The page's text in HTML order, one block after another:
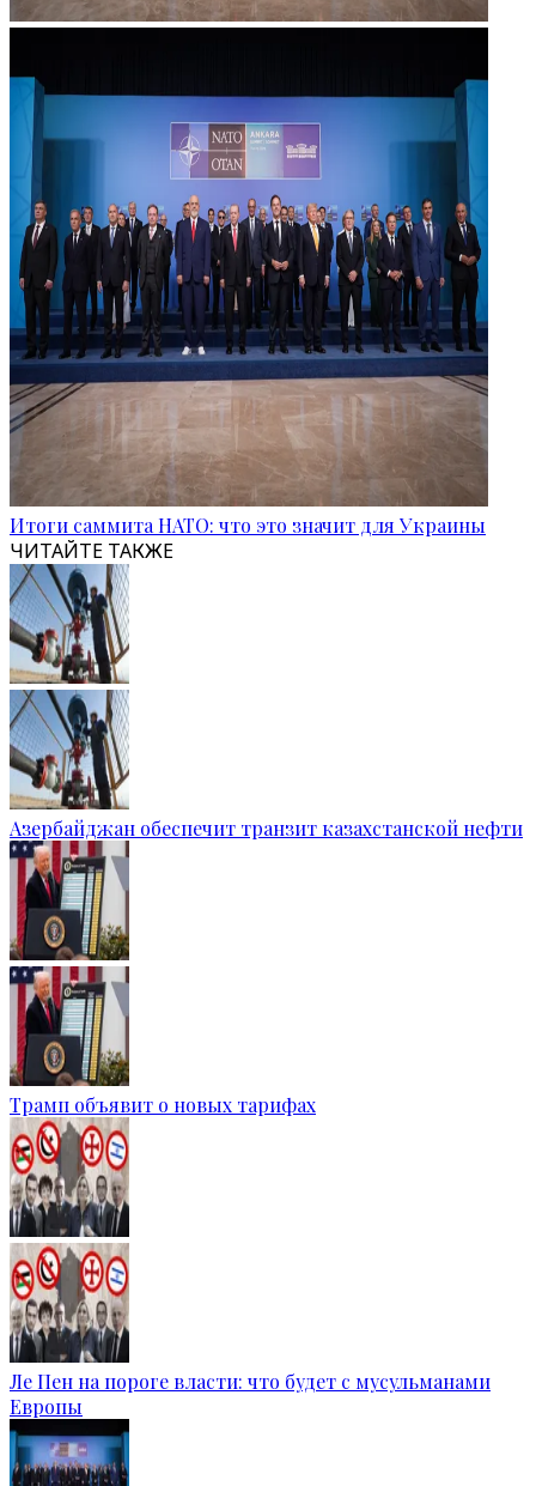
Итоги саммита НАТО: что это значит для Украины
ЧИТАЙТЕ ТАКЖЕ
Азербайджан обеспечит транзит казахстанской нефти
Трамп объявит о новых тарифах
Ле Пен на пороге власти: что будет с мусульманами
Европы